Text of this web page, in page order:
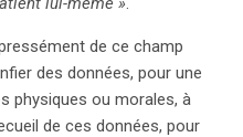
de ce champ
des données, pour une
physiques ou morales, à
de ces données, pour